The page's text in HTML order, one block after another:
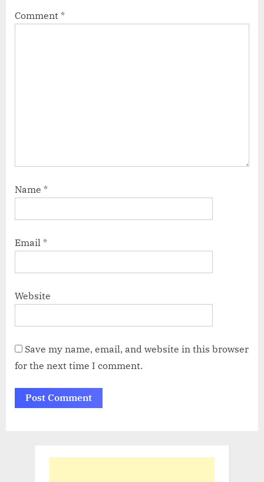
Comment *
Name *
Email *
Website
Save my name, email, and website in this browser
for the next time I comment.